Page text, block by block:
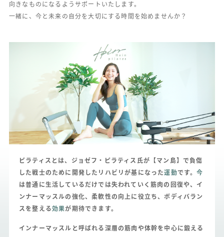
向きなものになるようサポートいたします。
一緒に、今と未来の自分を大切にする時間を始めませんか？
ピラティスとは、ジョゼフ・ピラティス氏が【マン島】で負傷
した戦士のために開発したリハビリが基になった運動です。今
は普通に生活しているだけでは失われていく筋肉の回復や、イ
ンナーマッスルの強化、柔軟性の向上に役立ち、ボディバラン
スを整える効果が期待できます。
インナーマッスルと呼ばれる深層の筋肉や体幹を中心に鍛える